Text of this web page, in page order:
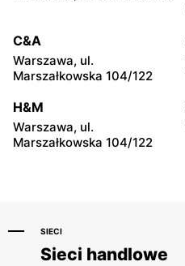
Jarosław, ul. Pełkińska 147
moje sklepy
C&A
Warszawa, ul.
Marszałkowska 104/122
H&M
Warszawa, ul.
Marszałkowska 104/122
SIECI
Sieci handlowe